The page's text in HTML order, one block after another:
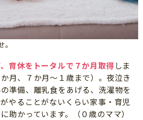
育休をトータルで７か月取得しま
月、７か月～１歳まで）。夜泣き
準備、離乳食をあげる、洗濯物を
やることがないくらい家事・育児
助かっています。（０歳のママ）